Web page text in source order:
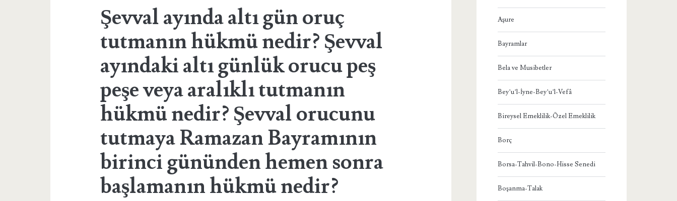
Şevval ayında altı gün oruç
tutmanın hükmü nedir? Şevval
ayındaki altı günlük orucu peş
peşe veya aralıklı tutmanın
hükmü nedir? Şevval orucunu
tutmaya Ramazan Bayramının
birinci gününden hemen sonra
başlamanın hükmü nedir?
Aşure
Bayramlar
Bela ve Musibetler
Bey’u’l-İyne-Bey’u’l-Vefâ
Bireysel Emeklilik-Özel Emeklilik
Borç
Borsa-Tahvil-Bono-Hisse Senedi
Boşanma-Talak